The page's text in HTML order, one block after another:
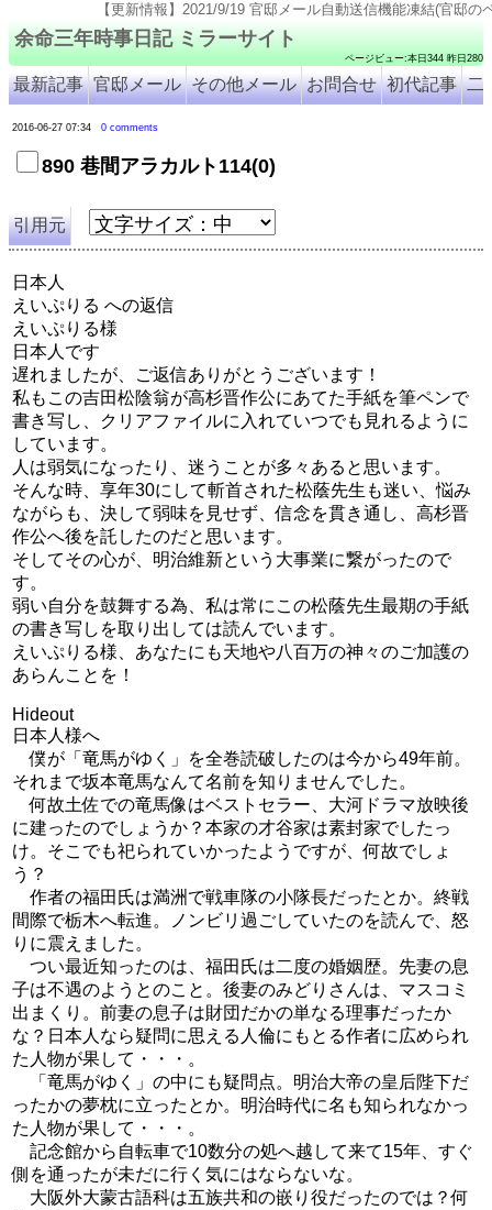
余命三年時事日記 ミラーサイト
ページビュー:本日344 昨日280
最新記事 官邸メール その他メール お問合せ 初代記事 二
2016-06-27 07:34 0 comments
890 巷間アラカルト114(0)
引用元
日本人
えいぷりる への返信
えいぷりる様
日本人です
遅れましたが、ご返信ありがとうございます！
私もこの吉田松陰翁が高杉晋作公にあてた手紙を筆ペンで
書き写し、クリアファイルに入れていつでも見れるように
しています。
人は弱気になったり、迷うことが多々あると思います。
そんな時、享年30にして斬首された松蔭先生も迷い、悩み
ながらも、決して弱味を見せず、信念を貫き通し、高杉晋
作公へ後を託したのだと思います。
そしてその心が、明治維新という大事業に繋がったので
す。
弱い自分を鼓舞する為、私は常にこの松蔭先生最期の手紙
の書き写しを取り出しては読んでいます。
えいぷりる様、あなたにも天地や八百万の神々のご加護の
あらんことを！
Hideout
日本人様へ
僕が「竜馬がゆく」を全巻読破したのは今から49年前。
それまで坂本竜馬なんて名前を知りませんでした。
何故土佐での竜馬像はベストセラー、大河ドラマ放映後
に建ったのでしょうか？本家の才谷家は素封家でしたっ
け。そこでも祀られていかったようですが、何故でしょ
う？
作者の福田氏は満洲で戦車隊の小隊長だったとか。終戦
間際で栃木へ転進。ノンビリ過ごしていたのを読んで、怒
りに震えました。
つい最近知ったのは、福田氏は二度の婚姻歴。先妻の息
子は不遇のようとのこと。後妻のみどりさんは、マスコミ
出まくり。前妻の息子は財団だかの単なる理事だったか
な？日本人なら疑問に思える人倫にもとる作者に広められ
た人物が果して・・・。
「竜馬がゆく」の中にも疑問点。明治大帝の皇后陛下だ
ったかの夢枕に立ったとか。明治時代に名も知られなかっ
た人物が果して・・・。
記念館から自転車で10数分の処へ越して来て15年、すぐ
側を通ったが未だに行く気にはならないな。
大阪外大蒙古語科は五族共和の嵌り役だったのでは？何
【更新情報】2021/9/19 官邸メール自動送信機能凍結(官邸のペー